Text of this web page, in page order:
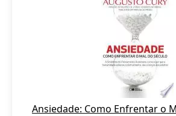
Ansiedade: Como Enfrentar o